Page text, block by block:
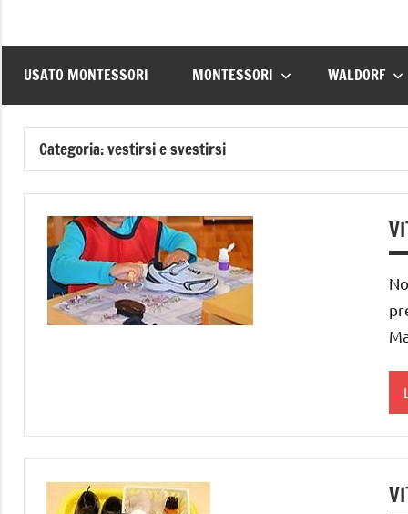
USATO MONTESSORI MONTESSORI WALDORF
Categoria:vestirsi e svestirsi
6